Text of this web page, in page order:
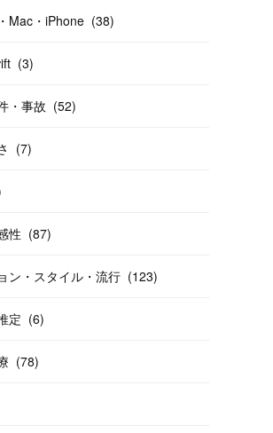
Mac・iPhone (38)
(3)
・事故 (52)
(7)
性 (87)
ン・スタイル・流行 (123)
定 (6)
(78)